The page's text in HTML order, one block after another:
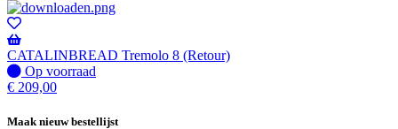
CATALINBREAD Tremolo 8 (Retour)
Op
voorraad
Op voorraad
€ 209,00
Maak nieuw bestellijst